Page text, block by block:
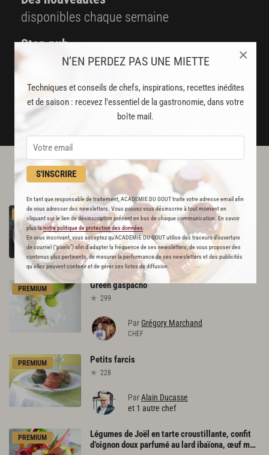
N’EN PERDEZ PAS UNE MIETTE
Techniques et conseils de chefs, inspirations, recettes inédites
et de saison : recevez l’essentiel de la gastronomie, dans votre
boîte mail.
S'INSCRIRE
En tant que responsable de traitement, ACADEMIE DU GOUT traite votre adresse email afin
de vous adresser des newsletters. Vous pouvez vous désinscrire à tout moment en
cliquant sur le lien de désinscription présent en bas de chaque communication. En savoir
plus lanotre politique de protection des données
En vous inscrivant, vous acceptez qu'ACADEMIE DU GOUT utilise des traceurs d’ouverture
de courriel (“pixels”) afin d’adapter la fréquence de ses newsletters, de vous proposer des
contenus plus pertinents, de mesurer la performance de ses newsletters et des publicités
qu’elles peuvent contenir et de gérer ses listes de diffusion.
×
disponibles chaque semaine
Stop pub
un service garanti sans publicité
JE M'ABONNE
DÉJÀ ABONNÉ(E) ? JE ME CONNECTE
L'ACADÉMIE DU GOÛT VOUS
RECOMMANDE
PREMIUM Picklesdelégumes
361
ParJean-Louis Nomicos
CHEF
PREMIUM Greengaspacho
299
ParGrégory Marchand
CHEF
PREMIUM Petitsfarcis
228
ParAlain Ducasse
et 1 autre chef
PREMIUM
Légumes de Joël en tarte croustillante, confit
d’oignon doux parfumé au lard ibaïona, œuf mollet